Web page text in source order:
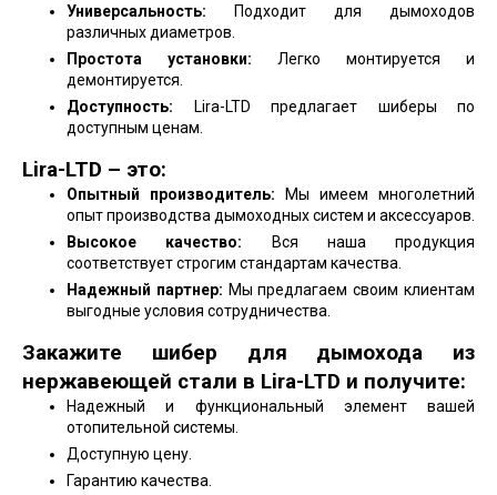
Универсальность: Подходит для дымоходов
различных диаметров.
Простота установки: Легко монтируется и
демонтируется.
Доступность: Lira-LTD предлагает шиберы по
доступным ценам.
Lira-LTD – это:
Опытный производитель: Мы имеем многолетний
опыт производства дымоходных систем и аксессуаров.
Высокое качество: Вся наша продукция
соответствует строгим стандартам качества.
Надежный партнер: Мы предлагаем своим клиентам
выгодные условия сотрудничества.
Закажите шибер для дымохода из
нержавеющей стали в Lira-LTD и получите:
Надежный и функциональный элемент вашей
отопительной системы.
Доступную цену.
Гарантию качества.